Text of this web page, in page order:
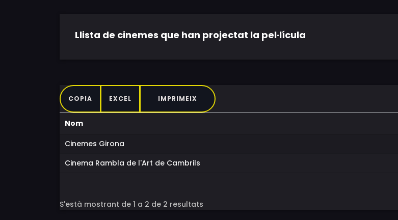
Llista de cinemes que han projectat la pel·lícula
COPIA EXCEL IMPRIMEIX
Nom
Cinemes Girona
Cinema Rambla de l'Art de Cambrils
S'està mostrant de 1 a 2 de 2 resultats